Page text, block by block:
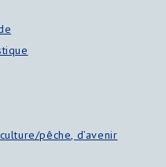
pêche, d’avenir